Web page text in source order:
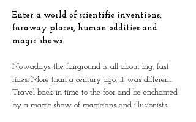
Enter a world of scientific inventions,
faraway places, human oddities and
magic shows.
Nowadays the fairground is all about big, fast
rides. More than a century ago, it was different.
Travel back in time to the foor and be enchanted
by a magic show of magicians and illusionists.